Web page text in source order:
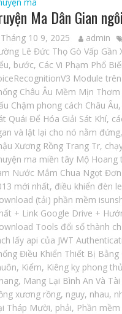
Ma Dân Gian
Tháng 10 9, 2025 admin
Lê Đức Thọ Gò Vấp Gần
, bước, Các Vi Phạm Phổ
Module
Châu Âu Mềm Mịn
Chậm phong cách Châu Âu,
Quái Để Hóa Giải Sát Khí,
và lật lại cho nó nằm đứng,
Xương Rồng Trang Tr,
ma miền tây Mộ Hoang
Nước Mắm Chua Ngọt
mới nhất, điều khiển đèn
(tải) phần mềm
+ Link Google Drive +
Tools đổi số thành
lấy api của JWT
Điều Khiển Thiết Bị
, Kiểm, Kiêng kỵ phong
, Mang Lại Bình An Và Tài
xương rồng, nguy, nhau,
Tháp Mười, phải, Phần